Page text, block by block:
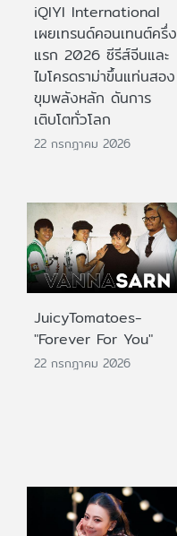
iQIYI International
เผยเทรนด์คอนเทนต์ครึ่
แรก 2026 ซีรีส์จีนและ
ไมโครดราม่าขึ้นแท่นสอง
ขุมพลังหลัก ดันการ
เติบโตทั่วโลก
22 กรกฎาคม 2026
JuicyTomatoes-
"Forever For You"
22 กรกฎาคม 2026